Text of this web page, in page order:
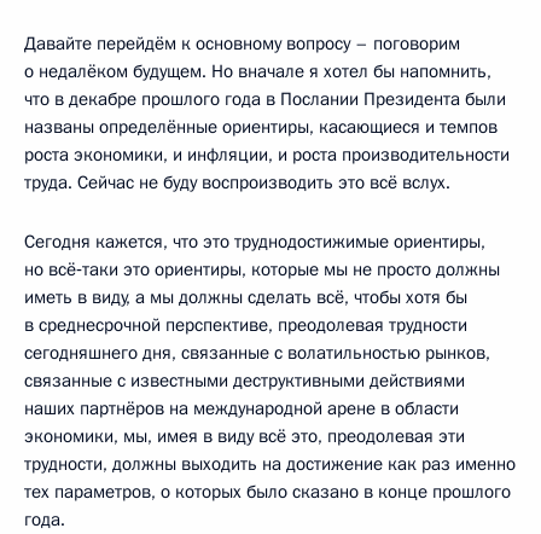
Давайте перейдём к основному вопросу – поговорим
о недалёком будущем. Но вначале я хотел бы напомнить,
что в декабре прошлого года в Послании Президента были
названы определённые ориентиры, касающиеся и темпов
роста экономики, и инфляции, и роста производительности
труда. Сейчас не буду воспроизводить это всё вслух.
Сегодня кажется, что это труднодостижимые ориентиры,
но всё‑таки это ориентиры, которые мы не просто должны
иметь в виду, а мы должны сделать всё, чтобы хотя бы
в среднесрочной перспективе, преодолевая трудности
сегодняшнего дня, связанные с волатильностью рынков,
связанные с известными деструктивными действиями
наших партнёров на международной арене в области
экономики, мы, имея в виду всё это, преодолевая эти
трудности, должны выходить на достижение как раз именно
тех параметров, о которых было сказано в конце прошлого
года.